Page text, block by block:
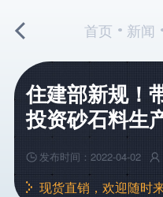
首页 新闻
住建部新规！
投资砂石料生
发布时间：2022-04-02
现货直销，欢迎随时